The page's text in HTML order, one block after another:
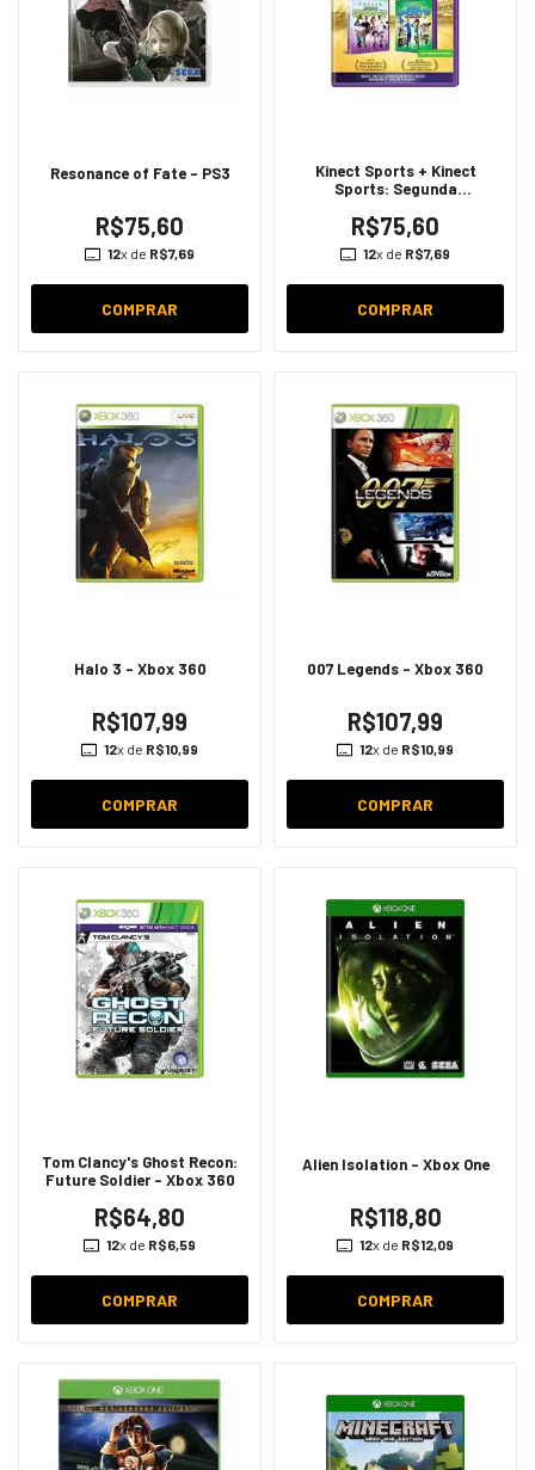
Resonance of Fate - PS3
R$75,60
12x de R$7,69
COMPRAR
Kinect Sports + Kinect
Sports: Segunda
R$75,60
12x de R$7,69
COMPRAR
Halo 3 - Xbox 360
R$107,99
12x de R$10,99
COMPRAR
007 Legends - Xbox 360
R$107,99
12x de R$10,99
COMPRAR
Tom Clancy's Ghost Recon:
Future Soldier - Xbox 360
R$64,80
12x de R$6,59
COMPRAR
Alien Isolation - Xbox One
R$118,80
12x de R$12,09
COMPRAR